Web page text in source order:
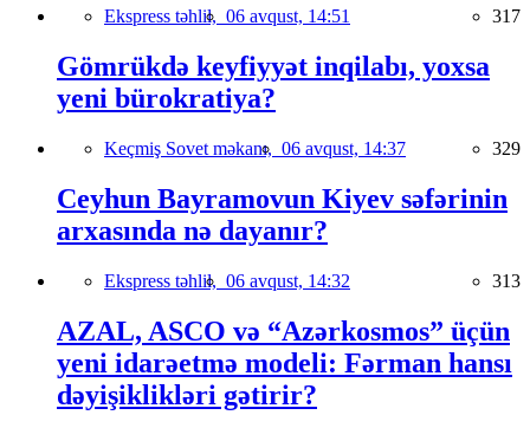
Ekspress təhlil, 06 avqust, 14:51 317
Gömrükdə keyfiyyət inqilabı, yoxsa
yeni bürokratiya?
Keçmiş Sovet məkanı, 06 avqust, 14:37 329
Ceyhun Bayramovun Kiyev səfərinin
arxasında nə dayanır?
Ekspress təhlil, 06 avqust, 14:32 313
AZAL, ASCO və “Azərkosmos” üçün
yeni idarəetmə modeli: Fərman hansı
dəyişiklikləri gətirir?